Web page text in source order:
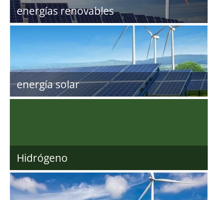
energías renovables
energía solar
Hidrógeno